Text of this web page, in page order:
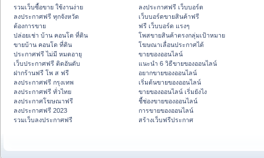
รวมเว็บซื้อขาย ใช้งานง่าย
ลงประกาศฟรี ทุกจังหวัด
ต้องการขาย
ปล่อยเช่า บ้าน คอนโด ที่ดิน
ขายบ้าน คอนโด ที่ดิน
ประกาศฟรี ไม่มี หมดอายุ
เว็บประกาศฟรี ติดอันดับ
ฝากร้านฟรี โพ ส ฟรี
ลงประกาศฟรี กรุงเทพ
ลงประกาศฟรี ทั่วไทย
ลงประกาศโฆษณาฟรี
ลงประกาศฟรี 2023
รวมเว็บลงประกาศฟรี
ลงประกาศฟรี เว็บบอร์ด
เว็บบอร์ดขายสินค้าฟรี
ฟรี เว็บบอร์ด แรงๆ
โพสขายสินค้าตรงกลุ่มเป้าหมาย
โฆษณาเลื่อนประกาศได้
ขายของออนไลน์
แนะนำ 6 วิธีขายของออนไลน์
อยากขายของออนไลน์
เริ่มต้นขายของออนไลน์
ขายของออนไลน์ เริ่มยังไง
ชี้ช่องขายของออนไลน์
การขายของออนไลน์
สร้างเว็บฟรีประกาศ